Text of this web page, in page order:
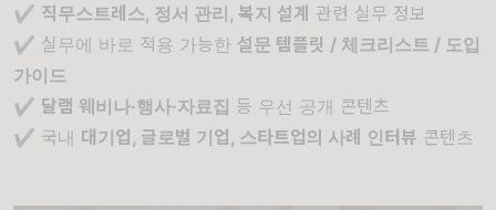
✔️ 직무스트레스, 정서 관리, 복지 설계
관련 실무 정보
✔️ 실무에 바로 적용 가능한 설문 템플릿 / 체크리스트 / 도입
가이드
✔️ 달램 웨비나·행사·자료집 등 우선 공개 콘텐츠
✔️ 국내 대기업, 글로벌 기업, 스타트업의 사례 인터뷰 콘텐츠